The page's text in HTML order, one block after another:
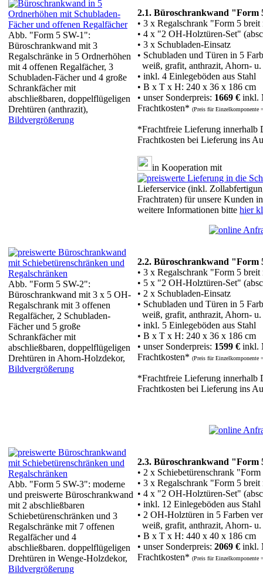
Abb. "Form 5 SW-1":
Büroschrankwand mit 3
Regalschränke in 5 Ordnerhöhen
mit 4 offenen Regalfächer, 3
Schubladen-Fächer und 4 große
Schrankfächer mit
abschließbaren, doppelflügeligen
Drehtüren (anthrazit),
Bildvergrößerung
2.1. Büroschrankwand "Form
• 3 x Regalschrank "Form 5
• 4 x "2 OH-Holztüren-Set"
• 3 x Schubladen-Einsatz
• Schubladen und Türen in 5
weiß, grafit, anthrazit, Ahorn-
• inkl. 4 Einlegeböden aus Stahl
• B x T x H: 240 x 36 x 186 cm
• unser Sonderpreis: 1669 € inkl.
Frachtkosten* (Preis für Einzelkomponente
*Frachtfreie Lieferung innerhalb
Frachtkosten bei Lieferung ins
in Kooperation mit
Lieferservice (inkl.
Frachtraten) für unsere Kunden
weitere Informationen bitte hier
Abb. "Form 5 SW-2":
Büroschrankwand mit 3 x 5 OH-
Regalschrank mit 3 offenen
Regalfächer, 2 Schubladen-
Fächer und 5 große
Schrankfächer mit
abschließbaren, doppelflügeligen
Drehtüren in Ahorn-Holzdekor,
Bildvergrößerung
2.2. Büroschrankwand "Form
• 3 x Regalschrank "Form 5
• 5 x "2 OH-Holztüren-Set"
• 2 x Schubladen-Einsatz
• Schubladen und Türen in 5
weiß, grafit, anthrazit, Ahorn-
• inkl. 5 Einlegeböden aus Stahl
• B x T x H: 240 x 36 x 186 cm
• unser Sonderpreis: 1599 € inkl.
Frachtkosten* (Preis für Einzelkomponente
*Frachtfreie Lieferung innerhalb
Frachtkosten bei Lieferung ins
Abb. "Form 5 SW-3": moderne
und preiswerte Büroschrankwand
mit 2 abschließbaren
Schiebetürenschränken und 3
Regalschränke mit 7 offenen
Regalfächer und 4
abschließbaren. doppelflügeligen
Drehtüren in Wenge-Holzdekor,
Bildvergrößerung
2.3. Büroschrankwand "Form
• 2 x Schiebetürenschrank
• 3 x Regalschrank "Form 5
• 4 x "2 OH-Holztüren-Set"
• inkl. 12 Einlegeböden aus Stahl
• 2 OH-Holztüren in 5 Farben
weiß, grafit, anthrazit, Ahorn-
• B x T x H: 440 x 40 x 186 cm
• unser Sonderpreis: 2069 € inkl.
Frachtkosten* (Preis für Einzelkomponente